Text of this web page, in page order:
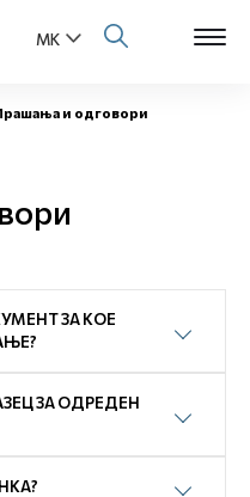
Open
и одговори
ЗА КОЕ
ЗА ОДРЕДЕН